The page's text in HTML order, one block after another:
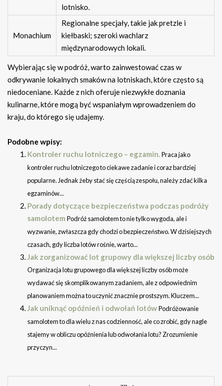
lotnisko.
Monachium
Regionalne specjały, takie jak pretzle i
kiełbaski; szeroki wachlarz
międzynarodowych lokali.
Wybierając się w podróż, warto zainwestować czas w
odkrywanie lokalnych smaków na lotniskach, które często są
niedoceniane. Każde z nich oferuje niezwykłe doznania
kulinarne, które mogą być wspaniałym wprowadzeniem do
kraju, do którego się udajemy.
Podobne wpisy:
Kontroler ruchu lotniczego – egzamin.Praca jako
kontroler ruchu lotniczego to ciekawe zadanie i coraz bardziej
popularne. Jednak żeby stać się częścią zespołu, należy zdać kilka
egzaminów...
Porady dotyczące bezpieczeństwa podczas podróży
samolotem Podróż samolotem to nie tylko wygoda, ale i
wyzwanie, zwłaszcza gdy chodzi o bezpieczeństwo. W dzisiejszych
czasach, gdy liczba lotów rośnie, warto...
Jak zorganizować lot grupowy dla większej liczby osób
Organizacja lotu grupowego dla większej liczby osób może
wydawać się skomplikowanym zadaniem, ale z odpowiednim
planowaniem można to uczynić znacznie prostszym. Kluczem...
Jak uniknąć opóźnień i odwołań lotówPodróżowanie
samolotem to dla wielu z nas codzienność, ale co zrobić, gdy nagle
stajemy w obliczu opóźnienia lub odwołania lotu? Zrozumienie
przyczyn...